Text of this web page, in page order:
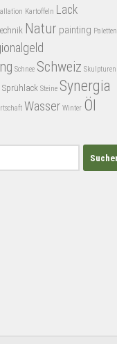
Kartoffeln Lack
Natur painting Paletten
Schnee Schweiz Skulpturen
Sprühlack Steine Synergia
Wasser Winter Öl